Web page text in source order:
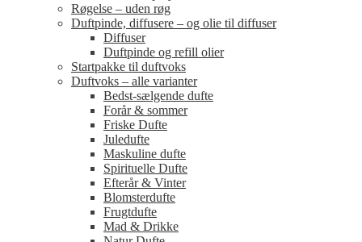
Røgelse – uden røg
Duftpinde, diffusere – og olie til diffuser
Diffuser
Duftpinde og refill olier
Startpakke til duftvoks
Duftvoks – alle varianter
Bedst-sælgende dufte
Forår & sommer
Friske Dufte
Juledufte
Maskuline dufte
Spirituelle Dufte
Efterår & Vinter
Blomsterdufte
Frugtdufte
Mad & Drikke